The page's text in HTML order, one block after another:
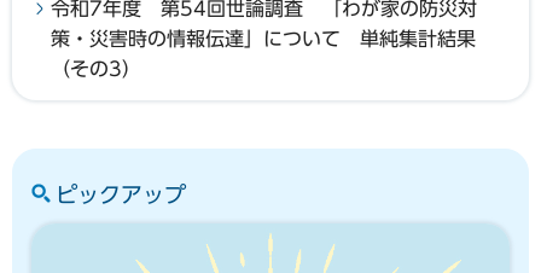
令和7年度 第54回世論調査 「わが家の防災対
策・災害時の情報伝達」について 単純集計結果
（その3）
ピックアップ